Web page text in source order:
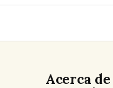
Acerca